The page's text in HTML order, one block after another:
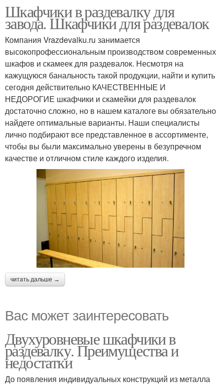
Шкафчики в раздевалку для
завода. Шкафчики для раздевалок
Компания Vrazdevalku.ru занимается
высокопрофессиональным производством современных
шкафов и скамеек для раздевалок. Несмотря на
кажущуюся банальность такой продукции, найти и купить
сегодня действительно КАЧЕСТВЕННЫЕ И
НЕДОРОГИЕ шкафчики и скамейки для раздевалок
достаточно сложно, но в нашем каталоге вы обязательно
найдете оптимальные варианты. Наши специалисты
лично подбирают все представленное в ассортименте,
чтобы вы были максимально уверены в безупречном
качестве и отличном стиле каждого изделия.
читать дальше →
Вас может заинтересовать
Двухуровневые шкафчики в
раздевалку. Преимущества и
недостатки
До появления индивидуальных конструкций из металла